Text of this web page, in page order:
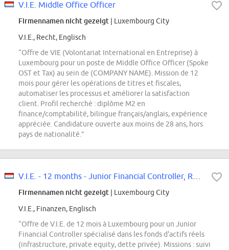
V.I.E. Middle Office Officer
Firmennamen nicht gezeigt | Luxembourg City
V.I.E., Recht, Englisch
“Offre de VIE (Volontariat International en Entreprise) à
Luxembourg pour un poste de Middle Office Officer (Spoke
OST et Tax) au sein de (COMPANY NAME). Mission de 12
mois pour gérer les opérations de titres et fiscales,
automatiser les processus et améliorer la satisfaction
client. Profil recherché : diplôme M2 en
finance/comptabilité, bilingue français/anglais, expérience
appréciée. Candidature ouverte aux moins de 28 ans, hors
pays de nationalité.”
Firmennamen nicht gezeigt | Luxembourg City
V.I.E., Finanzen, Englisch
“Offre de V.I.E. de 12 mois à Luxembourg pour un Junior
Financial Controller spécialisé dans les fonds d'actifs réels
(infrastructure, private equity, dette privée). Missions : suivi